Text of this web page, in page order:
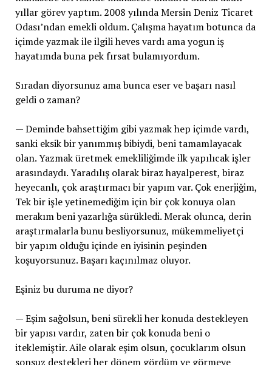
yıllar görev yaptım. 2008 yılında Mersin Deniz Ticaret
Odası’ndan emekli oldum. Çalışma hayatım botunca da
içimde yazmak ile ilgili heves vardı ama yogun iş
hayatımda buna pek fırsat bulamıyordum.
Sıradan diyorsunuz ama bunca eser ve başarı nasıl
geldi o zaman?
— Deminde bahsettiğim gibi yazmak hep içimde vardı,
sanki eksik bir yanımmış bibiydi, beni tamamlayacak
olan. Yazmak üretmek emekliliğimde ilk yapılıcak işler
arasındaydı. Yaradılış olarak biraz hayalperest, biraz
heyecanlı, çok araştırmacı bir yapım var. Çok enerjiğim,
Tek bir işle yetinemediğim için bir çok konuya olan
merakım beni yazarlığa sürükledi. Merak olunca, derin
araştırmalarla bunu besliyorsunuz, mükemmeliyetçi
bir yapım olduğu içinde en iyisinin peşinden
koşuyorsunuz. Başarı kaçınılmaz oluyor.
Eşiniz bu duruma ne diyor?
— Eşim sağolsun, beni sürekli her konuda destekleyen
bir yapısı vardır, zaten bir çok konuda beni o
iteklemiştir. Aile olarak eşim olsun, çocuklarım olsun
sonsuz destekleri her dönem gördüm ve görmeye